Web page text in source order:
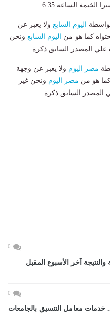
اليوم السابع ولا يعبر عن
كما هو من اليوم السابع ونحن
علي المصدر السابق ذكرة.
مصر اليوم ولا يعبر عن وجهة
كما هو من مصر اليوم ونحن غير
المصدر السابق ذكرة.
0
والنتيجة آخر الأسبوع المقبل
0
المرحلة الأولى 2026.. خدمات معامل التنسيق بالجامعات